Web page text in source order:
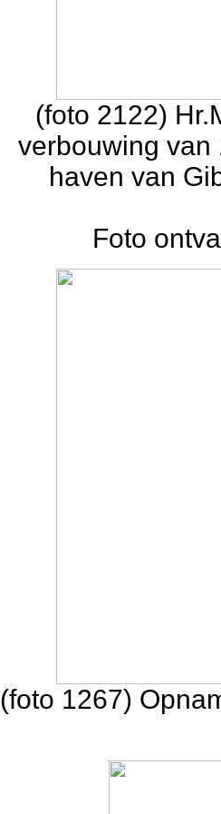
(foto 2122)
verbouwing van
haven van
Foto
(foto 1267)